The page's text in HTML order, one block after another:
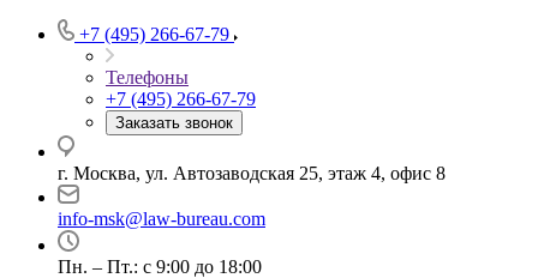
+7 (495) 266-67-79
Телефоны
+7 (495) 266-67-79
Заказать звонок
г. Москва, ул. Автозаводская 25, этаж 4, офис 8
info-msk@law-bureau.com
Пн. – Пт.: с 9:00 до 18:00